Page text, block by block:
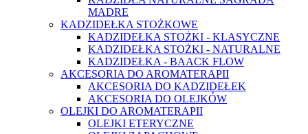
MADRE
KADZIDEŁKA STOŻKOWE
KADZIDEŁKA STOŻKI - KLASYCZNE
KADZIDEŁKA STOŻKI - NATURALNE
KADZIDEŁKA - BAACK FLOW
AKCESORIA DO AROMATERAPII
AKCESORIA DO KADZIDEŁEK
AKCESORIA DO OLEJKÓW
OLEJKI DO AROMATERAPII
OLEJKI ETERYCZNE